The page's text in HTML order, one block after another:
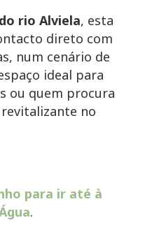
rio Alviela, esta
direto com
num cenário de
ideal para
ou quem procura
no
para ir até à
.